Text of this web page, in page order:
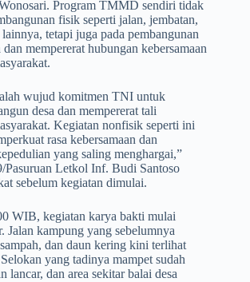
Program TMMD sendiri tidak
fisik seperti jalan, jembatan,
lainnya, tetapi juga pada pembangunan
mempererat hubungan kebersamaan
wujud komitmen TNI untuk
desa dan mempererat tali
Kegiatan nonfisik seperti ini
rasa kebersamaan dan
yang saling menghargai,”
Pasuruan Letkol Inf. Budi Santoso
sebelum kegiatan dimulai.
WIB, kegiatan karya bakti mulai
Jalan kampung yang sebelumnya
dan daun kering kini terlihat
yang tadinya mampet sudah
lancar, dan area sekitar balai desa